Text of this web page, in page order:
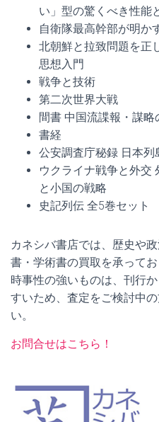
い」型の驚くべき性能
自衛隊最高幹部が明か
北朝鮮と拉致問題を正
思想入門
戦争と技術
第二次世界大戦
間書 中国流諜報・謀略
書経
公安調査庁秘録 日本
ウクライナ戦争と外交
と小国の戦略
史記列伝 全5巻セット
カネシバ書店では、歴史や
書・学術書の買取を承って
時事性の強いものは、刊行
すいため、査定をご検討中
い。
お問合せはこちら！